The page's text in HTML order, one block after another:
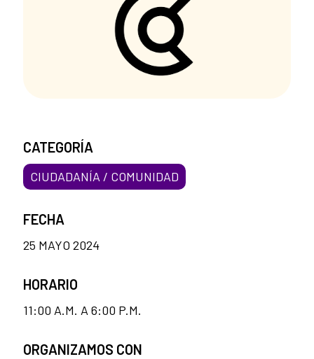
CATEGORÍA
CIUDADANÍA / COMUNIDAD
FECHA
25 MAYO 2024
HORARIO
11:00 A.M. A 6:00 P.M.
ORGANIZAMOS CON